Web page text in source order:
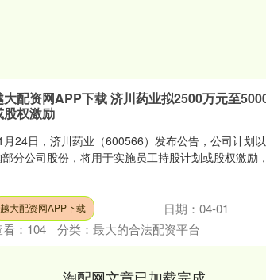
大配资网APP下载 济川药业拟2500万元至
股权激励
月24日，济川药业（600566）发布公告，公司计划
部分公司股份，将用于实施员工持股计划或股权激励
越大配资网APP下载 日期：04-01
： 104 分类： 最大的合法配资平台